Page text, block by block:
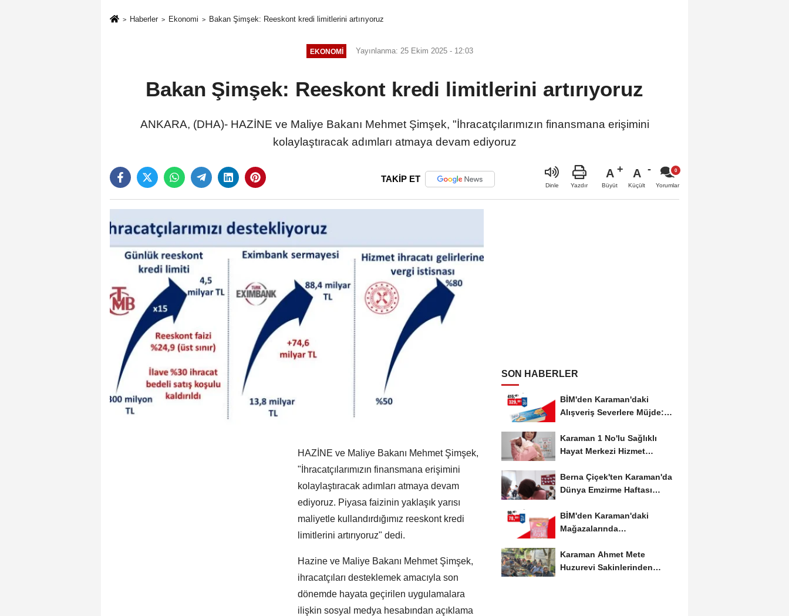
Haberler Ekonomi Bakan Şimşek: Reeskont kredi limitlerini artırıyoruz
EKONOMI Yayınlanma: 25 Ekim 2025 - 12:03
Bakan Şimşek: Reeskont kredi limitlerini artırıyoruz
ANKARA, (DHA)- HAZİNE ve Maliye Bakanı Mehmet Şimşek, "İhracatçılarımızın finansmana erişimini
kolaylaştıracak adımları atmaya devam ediyoruz
TAKİP ET
Dinle Yazdır
A
Büyüt
A
Küçült Yorumlar
HAZİNE ve Maliye Bakanı Mehmet Şimşek,
"İhracatçılarımızın finansmana erişimini
kolaylaştıracak adımları atmaya devam
ediyoruz. Piyasa faizinin yaklaşık yarısı
maliyetle kullandırdığımız reeskont kredi
limitlerini artırıyoruz" dedi.
Hazine ve Maliye Bakanı Mehmet Şimşek,
ihracatçıları desteklemek amacıyla son
dönemde hayata geçirilen uygulamalara
ilişkin sosyal medya hesabından açıklama
SON HABERLER
BİM'den Karaman'daki
Alışveriş Severlere Müjde:
Karaman 1 No'lu Sağlıklı
Hayat Merkezi Hizmet
Berna Çiçek'ten Karaman'da
Dünya Emzirme Haftası
BİM'den Karaman'daki
Mağazalarında
Karaman Ahmet Mete
Huzurevi Sakinlerinden